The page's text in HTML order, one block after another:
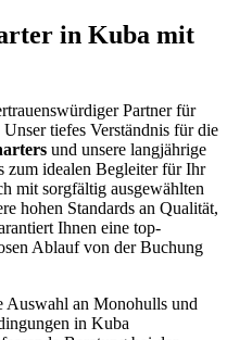
in Kuba mit
Partner für
tiefes Verständnis für die
und unsere langjährige
zum idealen Begleiter für Ihr
mit sorgfältig ausgewählten
hohen Standards an Qualität,
Ihnen eine top-
Ablauf von der Buchung
Auswahl an Monohulls und
in Kuba